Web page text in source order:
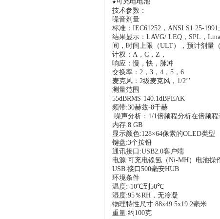
★
技术参数：
噪音剂量
标准 ： IEC61252 ， ANSI S1.25-1991;
结果显示： LAVG/ LEQ ， SPL ，
间，时间上限（ULT），预计剂量（
计权： A ， C ， Z ，
响应：慢 ，快，脉冲
交换率： 2 ， 3 ， 4 ， 5 ， 6
麦克风： 2级麦克风， 1/2’’
测量范围
55dBRMS-140.1dBPEAK
频带:30赫兹-8千赫
噪声分析 ： 1/1倍频程分析在倍频
内存:8 GB
显示颜色:128×64像素的OLED类型
键盘:3个按钮
通讯接口 :USB2.0客户端
电源:可充电镍氢（Ni-MH）电池操
USB:接口 500毫安HUB
环境条件
温度:-10℃到 50℃
湿度:95％RH ，无冷凝
物理特性尺寸:88x49.5x19.2毫米
重量:约100克